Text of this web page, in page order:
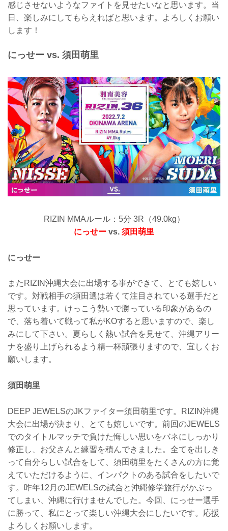
感じさせないようなファイトを見せたいなと思います。当
日、楽しみにしてもらえればと思います。よろしくお願い
します！
にっせー vs. 須田萌里
RIZIN MMAルール：5分 3R（49.0kg）
にっせー vs. 須田萌里
にっせー
またRIZIN沖縄大会に出場する事ができて、とても嬉しい
です。対戦相手の須田選は若くて注目されている選手だと
思っています。けっこう勢いで勝っている印象があるの
で、落ち着いて戦って私がKOすると思いますので、楽し
みにして下さい。夏らしく熱い試合を見せて、沖縄アリー
ナを盛り上げられるよう精一杯頑張りますので、宜しくお
願いします。
須田萌里
DEEP JEWELSのJKファイター須田萌里です。RIZIN沖縄
大会に出場が決まり、とても嬉しいです。前回のJEWELS
でのタイトルマッチで負けた悔しい思いをバネにしっかり
修正し、お父さんと練習を積んできました。全てを出しき
って自分らしい試合をして、須田萌里をたくさんの方に覚
えていただけるように、インパクトのある試合をしたいで
す。昨年12月のJEWELSの試合と沖縄修学旅行がかぶっ
てしまい、沖縄に行けませんでした。今回、にっせー選手
に勝って、私にとって楽しい沖縄大会にしたいです。応援
よろしくお願いします。